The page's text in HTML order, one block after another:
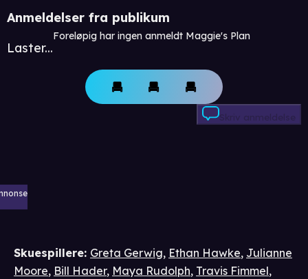
Anmeldelser fra publikum
Laster...
Foreløpig har ingen anmeldt Maggie's Plan
Skriv anmeldelse
Skuespillere: Greta Gerwig, Ethan Hawke, Julianne
Moore, Bill Hader, Maya Rudolph, Travis Fimmel,